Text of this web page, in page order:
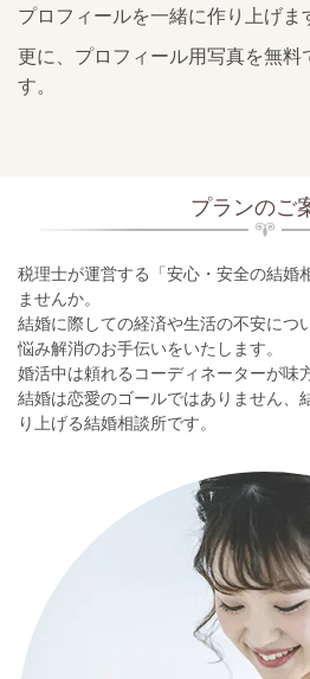
プロフィールを一緒に作り上げま
更に、プロフィール用写真を無料
す。
プランのご
税理士が運営する「安心・安全の結婚
ませんか。
結婚に際しての経済や生活の不安につ
悩み解消のお手伝いをいたします。
婚活中は頼れるコーディネーターが味
結婚は恋愛のゴールではありません、
り上げる結婚相談所です。